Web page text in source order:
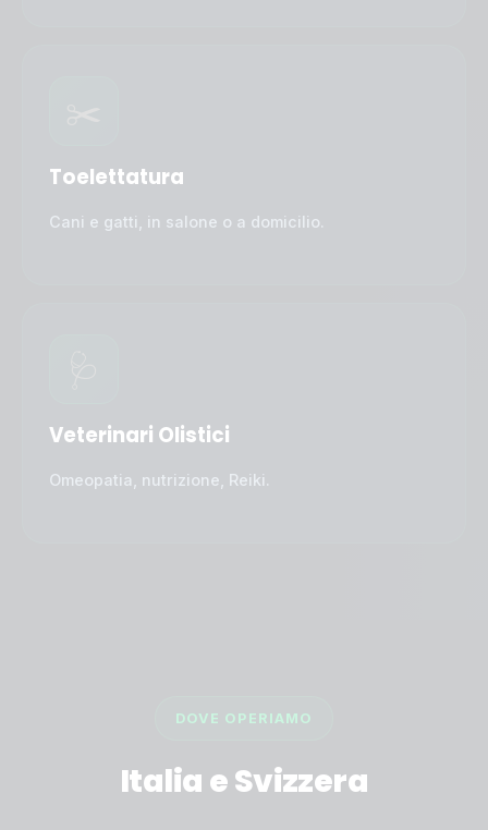
Toelettatura
Cani e gatti, in salone o a domicilio.
Veterinari Olistici
Omeopatia, nutrizione, Reiki.
DOVE OPERIAMO
Italia e Svizzera